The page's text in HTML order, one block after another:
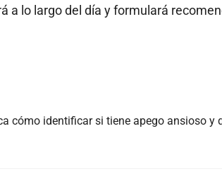
a lo largo del día y formulará
cómo identificar si tiene apego ansioso y